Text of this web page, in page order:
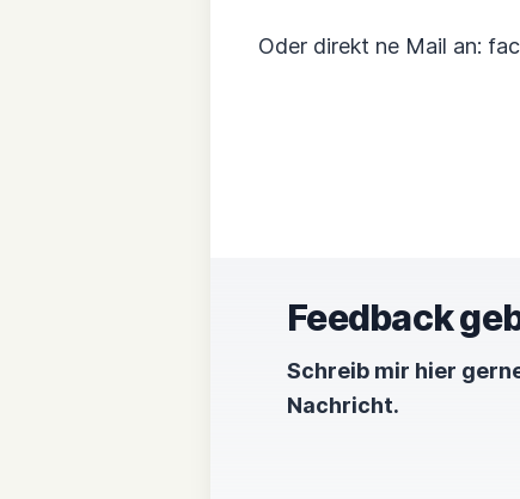
Oder direkt ne Mail an:
Feedback
Schreib mir hier
Nachricht.